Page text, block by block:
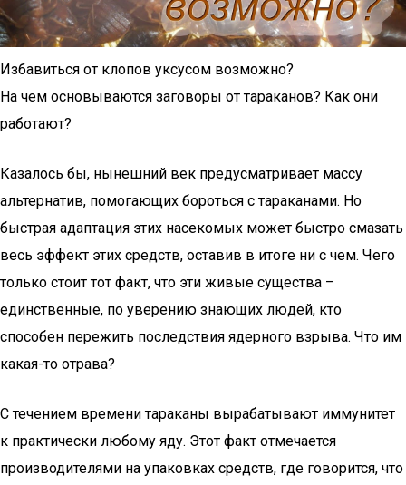
Избавиться от клопов уксусом возможно?
На чем основываются заговоры от тараканов? Как они
работают?
Казалось бы, нынешний век предусматривает массу
альтернатив, помогающих бороться с тараканами. Но
быстрая адаптация этих насекомых может быстро смазать
весь эффект этих средств, оставив в итоге ни с чем. Чего
только стоит тот факт, что эти живые существа –
единственные, по уверению знающих людей, кто
способен пережить последствия ядерного взрыва. Что им
какая-то отрава?
С течением времени тараканы вырабатывают иммунитет
к практически любому яду. Этот факт отмечается
производителями на упаковках средств, где говорится, что